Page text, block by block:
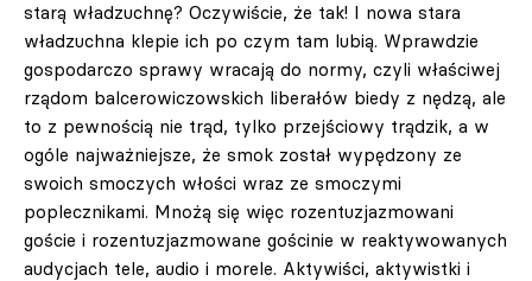
starą władzuchnę? Oczywiście, że tak! I nowa stara
władzuchna klepie ich po czym tam lubią. Wprawdzie
gospodarczo sprawy wracają do normy, czyli właściwej
rządom balcerowiczowskich liberałów biedy z nędzą, ale
to z pewnością nie trąd, tylko przejściowy trądzik, a w
ogóle najważniejsze, że smok został wypędzony ze
swoich smoczych włości wraz ze smoczymi
poplecznikami. Mnożą się więc rozentuzjazmowani
goście i rozentuzjazmowane gościnie w reaktywowanych
audycjach tele, audio i morele. Aktywiści, aktywistki i